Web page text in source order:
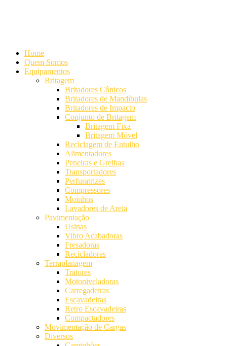
Home
Quem Somos
Equipamentos
Britagem
Britadores Cônicos
Britadores de Mandíbulas
Britadores de Impacto
Conjunto de Britagem
Britagem Fixa
Britagem Móvel
Reciclagem de Entulho
Alimentadores
Peneiras e Grelhas
Transportadores
Perfuratrizes
Compressores
Moinhos
Lavadores de Areia
Pavimentação
Usinas
Vibro Acabadoras
Fresadoras
Recicladoras
Terraplanagem
Tratores
Motoniveladoras
Carregadeiras
Escavadeiras
Retro Escavadeiras
Compactadores
Movimentação de Cargas
Diversos